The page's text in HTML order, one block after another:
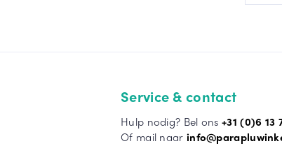
Service & contact
Hulp nodig? Bel ons +31 (0)6 13
Of mail naar